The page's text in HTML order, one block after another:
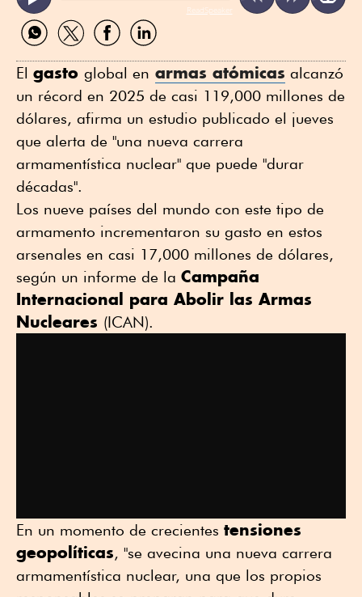
ReadSpeaker
Compartir
por
Compartir
por
Compartir
por
Compartir
por
El gasto global en armas atómicas alcanzó
un récord en 2025 de casi 119,000 millones de
dólares, afirma un estudio publicado el jueves
que alerta de "una nueva carrera
armamentística nuclear" que puede "durar
décadas".
Los nueve países del mundo con este tipo de
armamento incrementaron su gasto en estos
arsenales en casi 17,000 millones de dólares,
según un informe de la Campaña
Internacional para Abolir las Armas
Nucleares (ICAN).
En un momento de crecientes tensiones
geopolíticas, "se avecina una nueva carrera
armamentística nuclear, una que los propios